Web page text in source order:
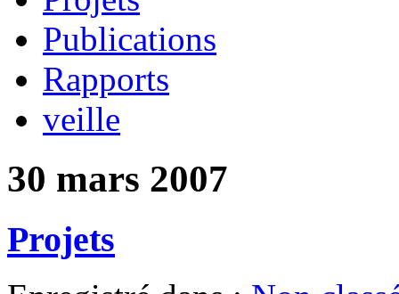
Publications
Rapports
veille
30 mars 2007
Projets